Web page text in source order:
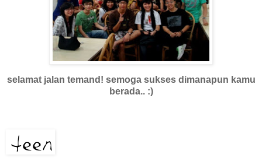
selamat jalan temand! semoga sukses dimanapun kamu
berada.. :)